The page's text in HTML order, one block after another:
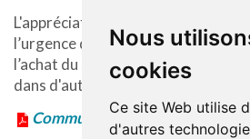
Nous
cookies
Ce site Web utilise
d'autres
L'appréciation de l'équipement par
l’urgence de l'Hôpital de Mont-
l’achat du système de
dans d'autres urgences du
Communiqué en format PDF